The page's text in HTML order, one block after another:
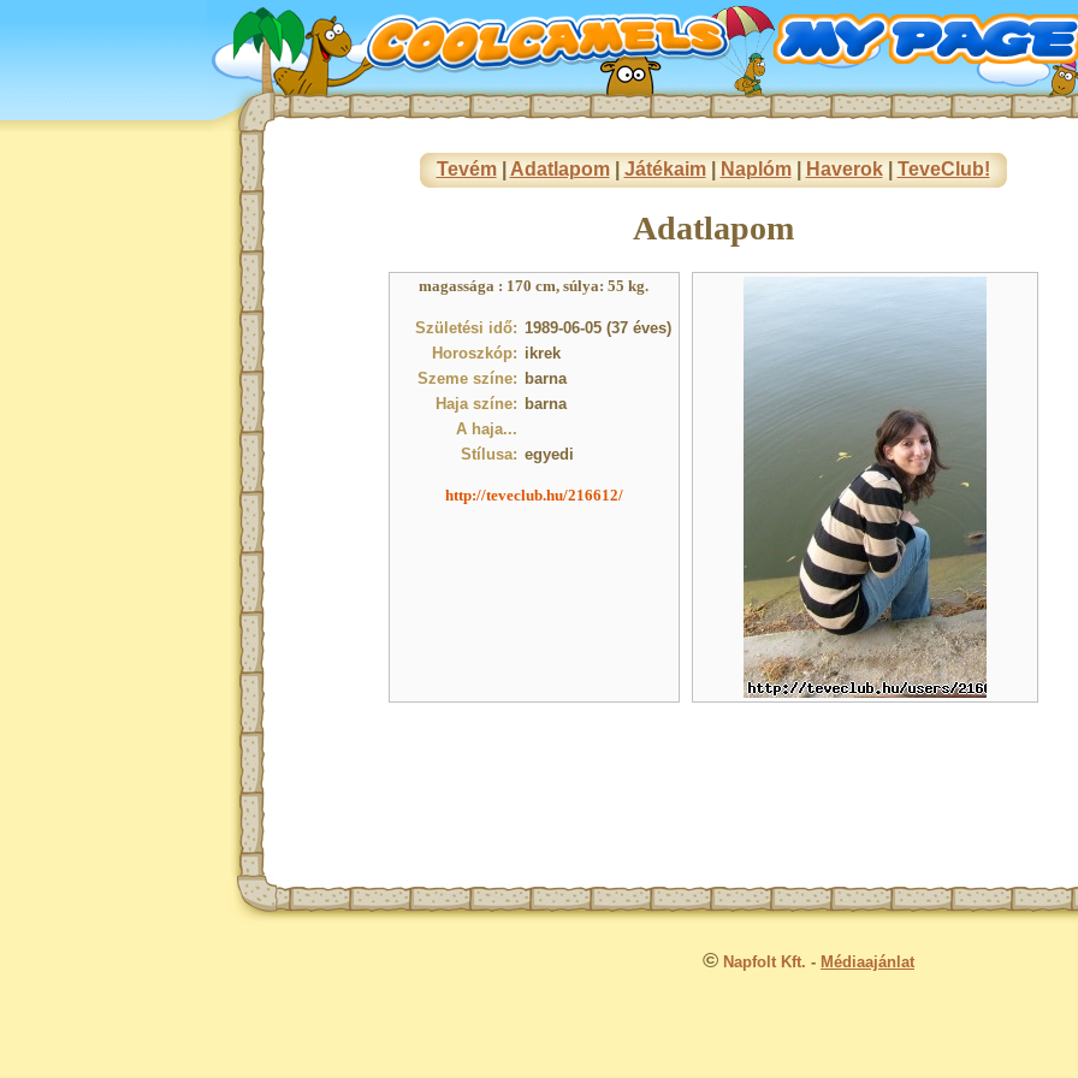
Tevém| Adatlapom| Játékaim| Naplóm| Haverok| TeveClub!
Adatlapom
magassága : 170 cm, súlya: 55 kg.
Születési idő: 1989-06-05 (37 éves)
Horoszkóp: ikrek
Szeme színe: barna
Haja színe: barna
A haja...
Stílusa: egyedi
http://teveclub.hu/216612/
© Napfolt Kft. - Médiaajánlat